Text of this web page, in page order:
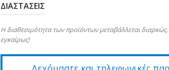
ΔΙΑΣΤΑΣΕΙΣ
Η διαθεσιμότητα των προϊόντων μεταβάλλεται
εγκαίρως!